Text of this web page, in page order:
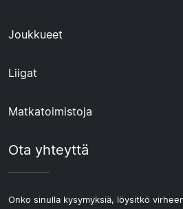
Joukkueet
Liigat
Matkatoimistoja
Ota yhteyttä
Onko sinulla kysymyksiä, löysitkö